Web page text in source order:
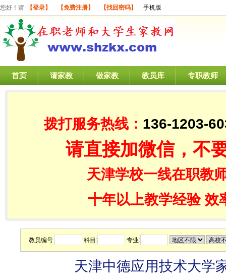
您好！请 【登录】 【免费注册】 【找回密码】 手机版
首页 请家教 做家教 教员库 专职教师
拨打服务热线： 136-1203-
请直接加微信，不
天津学校一线在职教
十年以上教学经验 效
教员编号 科目: 专业:
天津中德应用技术大学